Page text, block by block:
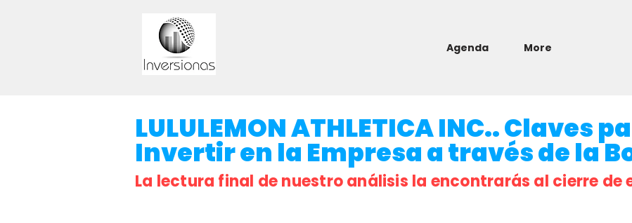
Agenda More
LULULEMON ATHLETICA INC.. Claves
Invertir en la Empresa a través de la
La lectura final de nuestro análisis la encontrarás al cierre de